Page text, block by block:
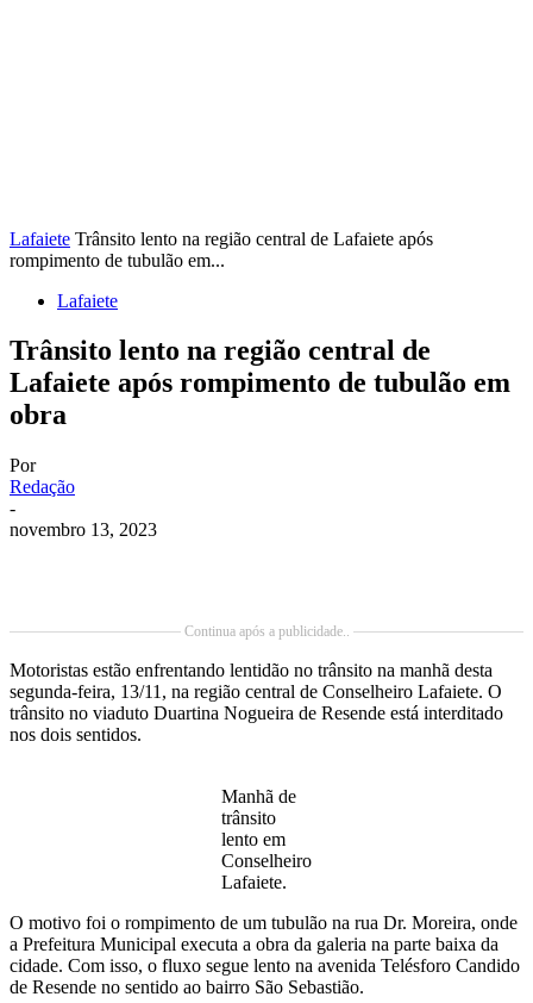
Lafaiete Trânsito lento na região central de Lafaiete após
rompimento de tubulão em...
Lafaiete
Trânsito lento na região central de
Lafaiete após rompimento de tubulão em
obra
Por
Redação
-
novembro 13, 2023
Continua após a publicidade..
Motoristas estão enfrentando lentidão no trânsito na manhã desta
segunda-feira, 13/11, na região central de Conselheiro Lafaiete. O
trânsito no viaduto Duartina Nogueira de Resende está interditado
nos dois sentidos.
Manhã de
trânsito
lento em
Conselheiro
Lafaiete.
O motivo foi o rompimento de um tubulão na rua Dr. Moreira, onde
a Prefeitura Municipal executa a obra da galeria na parte baixa da
cidade. Com isso, o fluxo segue lento na avenida Telésforo Candido
de Resende no sentido ao bairro São Sebastião.